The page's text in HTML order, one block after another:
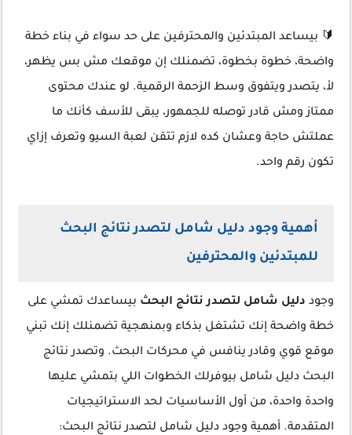
🔰 بيساعد المبتدئين والمحترفين على حد سواء في بناء خطة
واضحة، خطوة بخطوة، تضمنلك إن موقعك مش بس يظهر،
لأ، يتصدر ويتفوق وسط الزحمة الرقمية. لو عندك محتوى
ممتاز ومش قادر توصله للجمهور، يبقى للأسف كأنك ما
عملتش حاجة وعشان كده لازم تتقن لعبة السيو وتعرف إزاي
تكون رقم واحد.
أهمية وجود دليل شامل لتصدر نتائج البحث
للمبتدئين والمحترفين
وجود دليل شامل لتصدر نتائج البحث بيساعدك تمشي على
خطة واضحة إنك تشتغل بذكاء وبمنهجية تضمنلك إنك تبني
موقع قوي وقادر ينافس في محركات البحث. وتصدر نتائج
البحث دليل شامل بيوفرلك الخطوات اللي بتمشي عليها
واحدة واحدة، من أول الأساسيات لحد الاستراتيجيات
المتقدمة. أهمية وجود دليل شامل لتصدر نتائج البحث: